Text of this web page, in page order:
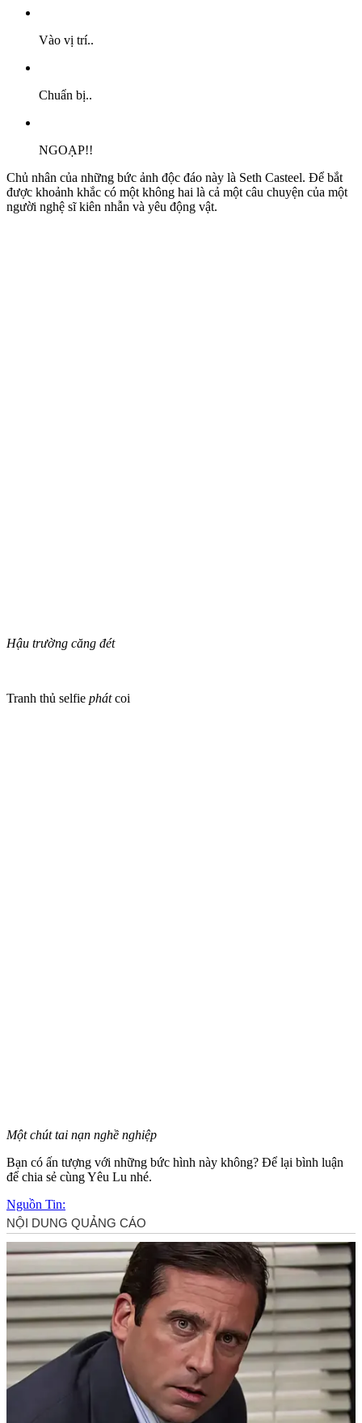
Vào vị trí..
Chuẩn bị..
NGOẠP!!
Chủ nhân của những bức ảnh độc đáo này là Seth Casteel. Để bắt
được khoảnh khắc có một không hai là cả một câu chuyện của một
người nghệ sĩ kiên nhẫn và yêu động vật.
Hậu trường căng đét
Tranh thủ selfie phátcoi
Một chút tai nạn nghề nghiệp
Bạn có ấn tượng với những bức hình này không? Để lại bình luận
để chia sẻ cùng Yêu Lu nhé.
Nguồn Tin: